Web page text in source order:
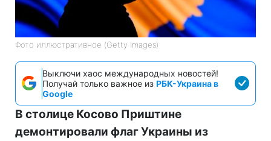
Фото иллюстративное (Getty Images)
Выключи хаос международных новостей!
Получай только важное из РБК-Украина в
Google
В столице Косово Приштине
демонтировали флаг Украины из